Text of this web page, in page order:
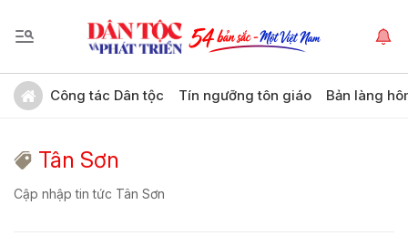
Công tác Dân tộc Tín ngưỡng tôn giáo Bản làng
Tân Sơn
Cập nhập tin tức Tân Sơn